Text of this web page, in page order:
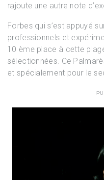
rajoute une autre note
Forbes qui s’est appuyé
professionnels et
10 ème place à cette
sélectionnées. Ce
et spécialement pour le